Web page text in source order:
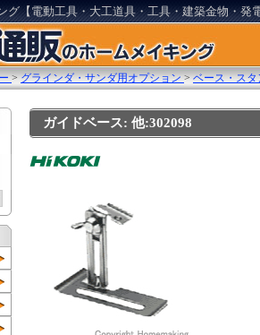
グ【電動工具・大工道具・工具・建築金物・発
>グラインダ・サンダ用オプション >ベース・スタ
ガイドベース: 他:302098